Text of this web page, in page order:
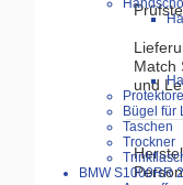
Bügel für
Taschen
Trockner
BMW S1000RR
Match
und
Person